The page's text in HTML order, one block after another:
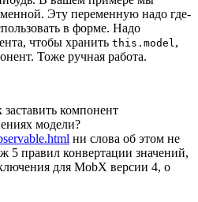
Эту переменную надо где-
в форме. Надо
чтобы хранить this.model ,
Тоже ручная работа.
компонент
модели?
ни слова об этом не
5 правил конвертации значений,
для MobX версии 4, о